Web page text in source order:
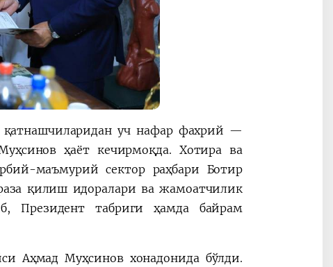
уч нафар фахрий —
ҳаёт кечирмоқда. Хотира ва
маъмурий сектор раҳбари Ботир
қилиш идоралари ва жамоатчилик
Президент табриги ҳамда байрам
Аҳмад Муҳсинов хонадонида бўлди.